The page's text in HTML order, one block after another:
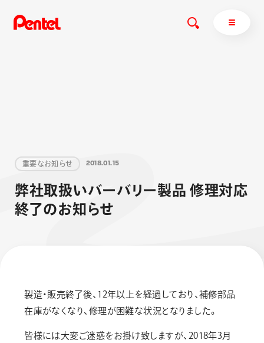
マーカー
シャープペン
その他
ぺんてるについてトップ
メッセージ
重要なお知 らせ 201 8.01.15
弊社取扱いバーバリー製品 修理対応
終了のお知 らせ
製造・販売終了後、12年以上を経過しており、補修部品
在庫がなくなり、修理が困難な状況となりました。
皆様には大変ご迷惑をお掛け致しますが、2018年3月